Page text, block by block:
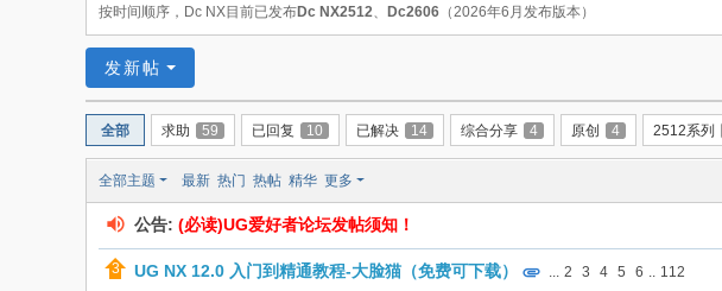
按时间顺序，Dc NX目前已发布Dc NX2512、 Dc2606 （2026年6月发布版本）
发新帖
全部 求助 59 已回复 10 已解决 14 综合分享 4 原创 4 2512系列
全部主题 最新 热门 热帖 精华 更多
公告: (必读)UG爱好者论坛发帖须知！
UG NX 12.0 入门到精通教程-大脸猫（免费可下载） ... 2 3 4 5 6 .. 112